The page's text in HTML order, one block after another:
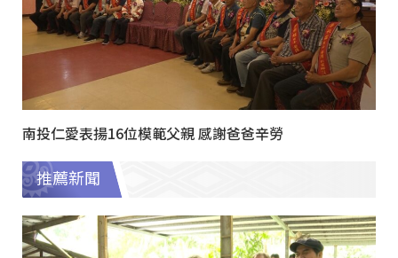
南投仁愛表揚16位模範父親 感謝爸爸辛勞
推薦新聞